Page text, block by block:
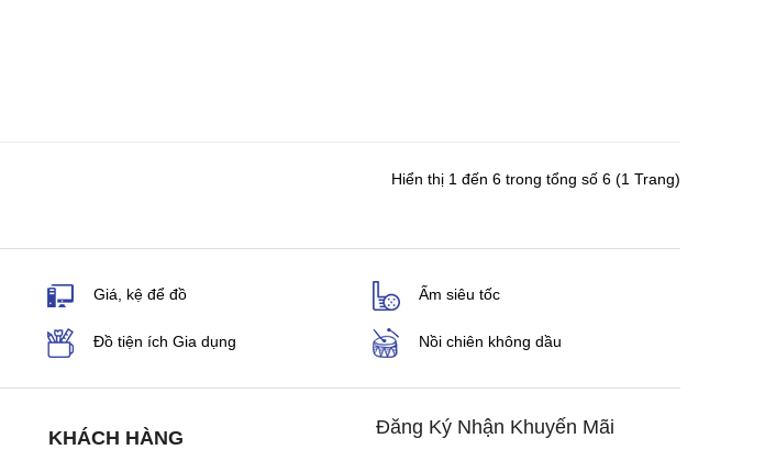
Hiển thị 1 đến 6 trong tổng số 6 (1 Trang)
Giá, kệ để đồ
Đồ tiện ích Gia dụng
Ấm siêu tốc
Nồi chiên không dầu
KHÁCH HÀNG Đăng Ký Nhận Khuyến Mãi